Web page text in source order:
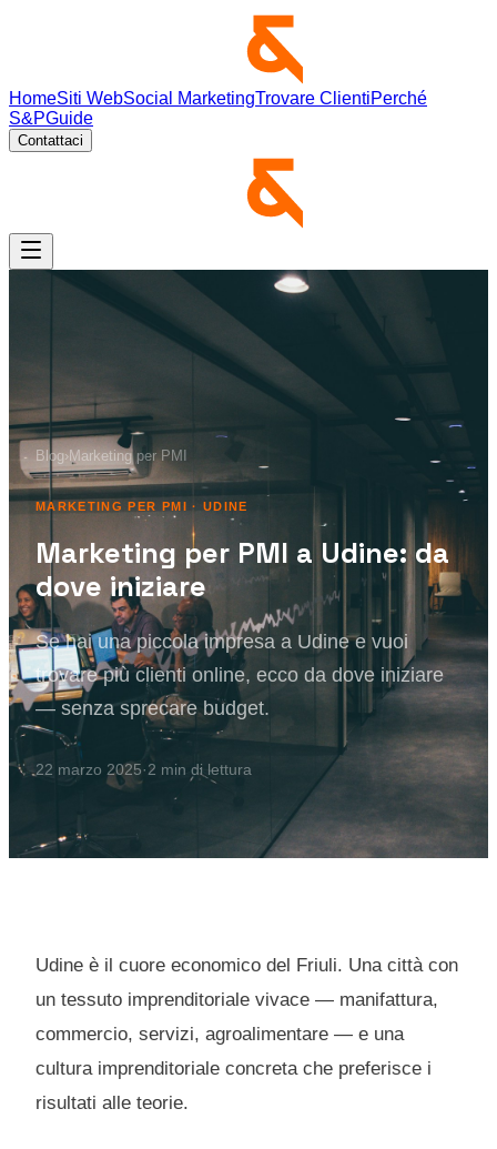
HomeSiti WebSocial MarketingTrovare ClientiPerché
S&PGuide
Contattaci
Blog›Marketing per PMI
MARKETING PER PMI · UDINE
Marketing per PMI a Udine: da
dove iniziare
Se hai una piccola impresa a Udine e vuoi
trovare più clienti online, ecco da dove iniziare
— senza sprecare budget.
22 marzo 2025·2 min di lettura
Udine è il cuore economico del Friuli. Una città con
un tessuto imprenditoriale vivace — manifattura,
commercio, servizi, agroalimentare — e una
cultura imprenditoriale concreta che preferisce i
risultati alle teorie.